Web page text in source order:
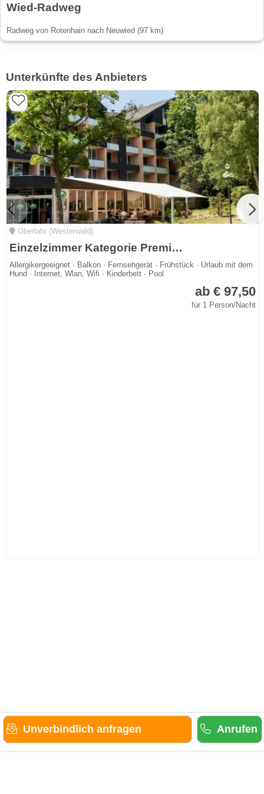
Wied-Radweg
Radweg von Rotenhain nach Neuwied (97 km)
Unterkünfte des Anbieters
Oberlahr (Westerwald)
Einzelzimmer Kategorie Premium
Allergikergeeignet · Balkon · Fernsehgerät · Frühstück · Urlaub mit dem
Hund · Internet, Wlan, Wifi · Kinderbett · Pool
ab € 97,50
für 1 Person/Nacht
Unverbindlich anfragen Anrufen